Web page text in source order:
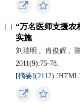
“万名医师支援农
实施
刘瑞明 , 肖俊辉 ,
2011(9):75-78.
[摘要](2112)